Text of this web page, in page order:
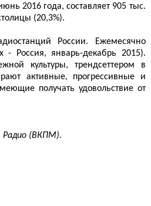
2016 года, составляет 905 тыс.
(20,3%).
России. Ежемесячно
Россия, январь-декабрь 2015).
культуры, трендсеттером в
активные, прогрессивные и
получать удовольствие от
Радио (ВКПМ).